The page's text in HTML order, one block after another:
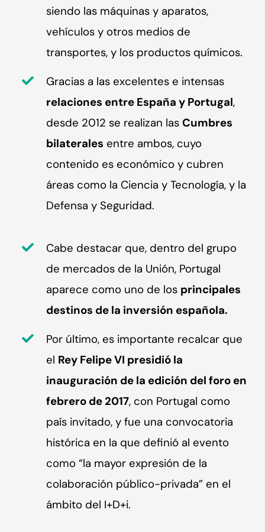
siendo las máquinas y aparatos,
vehículos y otros medios de
transportes, y los productos químicos.
Gracias a las excelentes e intensas
relaciones entre España y Portugal,
desde 2012 se realizan las Cumbres
bilaterales entre ambos, cuyo
contenido es económico y cubren
áreas como la Ciencia y Tecnología, y la
Defensa y Seguridad.
Cabe destacar que, dentro del grupo
de mercados de la Unión, Portugal
aparece como uno de los principales
destinos de la inversión española.
Por último, es importante recalcar que
el Rey Felipe VI presidió la
inauguración de la edición del foro en
febrero de 2017, con Portugal como
país invitado, y fue una convocatoria
histórica en la que definió al evento
como “la mayor expresión de la
colaboración público-privada” en el
ámbito del I+D+i.